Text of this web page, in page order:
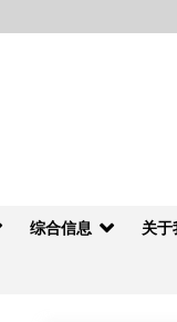
综合信息 关于